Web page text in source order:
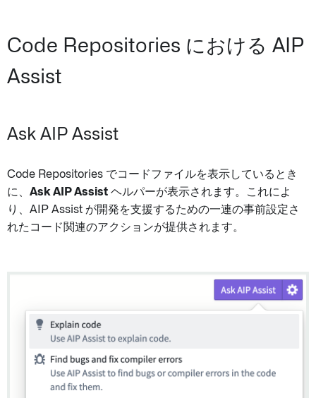
Code Repositories における AIP
Assist
Ask AIP Assist
Code Repositories でコードファイルを表示しているとき
に、 Ask AIP Assist ヘルパーが表示されます。これによ
り、AIP Assist が開発を支援するための一連の事前設定さ
れたコード関連のアクションが提供されます。